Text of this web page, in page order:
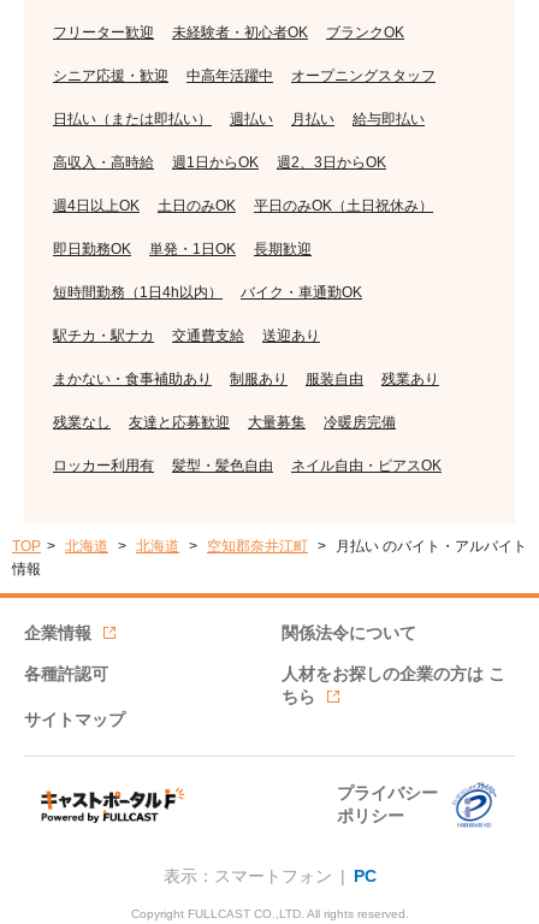
フリーター歓迎 未経験者・初心者OK ブランクOK
シニア応援・歓迎 中高年活躍中 オープニングスタッフ
日払い（または即払い） 週払い 月払い 給与即払い
高収入・高時給 週1日からOK 週2、3日からOK
週4日以上OK 土日のみOK 平日のみOK（土日祝休み）
即日勤務OK 単発・1日OK 長期歓迎
短時間勤務（1日4h以内） バイク・車通勤OK
駅チカ・駅ナカ 交通費支給 送迎あり
まかない・食事補助あり 制服あり 服装自由 残業あり
残業なし 友達と応募歓迎 大量募集 冷暖房完備
ロッカー利用有 髪型・髪色自由 ネイル自由・ピアスOK
TOP 北海道 北海道 空知郡奈井江町
月払い のバイト・アルバイト
情報
企業情報 関係法令について
各種許認可 人材をお探しの企業の方は こ
ちら
サイトマップ
プライバシー
ポリシー
表示：スマートフォン | PC
Copyright FULLCAST CO.,LTD. All rights reserved.